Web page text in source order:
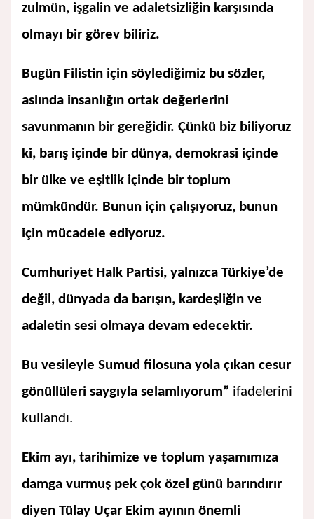
zulmün, işgalin ve adaletsizliğin karşısında
olmayı bir görev biliriz.
Bugün Filistin için söylediğimiz bu sözler,
aslında insanlığın ortak değerlerini
savunmanın bir gereğidir. Çünkü biz biliyoruz
ki, barış içinde bir dünya, demokrasi içinde
bir ülke ve eşitlik içinde bir toplum
mümkündür. Bunun için çalışıyoruz, bunun
için mücadele ediyoruz.
Cumhuriyet Halk Partisi, yalnızca Türkiye’de
değil, dünyada da barışın, kardeşliğin ve
adaletin sesi olmaya devam edecektir.
Bu vesileyle Sumud filosuna yola çıkan cesur
gönüllüleri saygıyla selamlıyorum” ifadelerini
kullandı.
Ekim ayı, tarihimize ve toplum yaşamımıza
damga vurmuş pek çok özel günü barındırır
diyen Tülay Uçar Ekim ayının önemli